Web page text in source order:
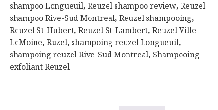
shampoo Longueuil, Reuzel shampoo review, Reuzel
shampoo Rive-Sud Montreal, Reuzel shampooing,
Reuzel St-Hubert, Reuzel St-Lambert, Reuzel Ville
LeMoine, Ruzel, shampoing reuzel Longueuil,
shampoing reuzel Rive-Sud Montreal, Shampooing
exfoliant Reuzel